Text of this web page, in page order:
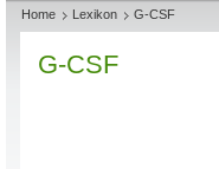
Home Lexikon G-CSF
G-CSF